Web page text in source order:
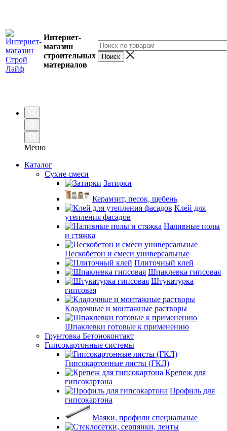
Интернет-
магазин
строительных
материалов
Меню
Каталог
Сухие смеси
Затирки
Керамзит, песок, щебень
Клей для
утепления фасадов
Наливные полы
и стяжка
Пескобетон и смеси универсальные
Плиточный клей
Шпаклевка гипсовая
Штукатурка
гипсовая
Кладочные и монтажные растворы
Шпаклевки готовые к применению
Грунтовка Бетоноконтакт
Гипсокартонные системы
Гипсокартонные листы (ГКЛ)
Крепеж для
гипсокартона
Профиль для
гипсокартона
Маяки, профили специальные